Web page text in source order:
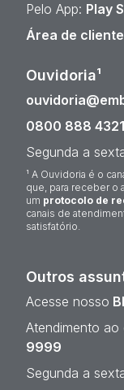
Pelo App: Play
Área de
Ouvidoria¹
0800 888 4321
Segunda a
¹ A Ouvidoria é o
que, para receber o
um protocolo de
canais de
satisfatório.
Outros
Acesse nosso
Atendimento ao
9999
Segunda a